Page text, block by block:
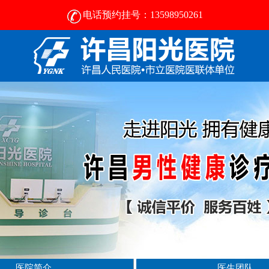
电话预约挂号：13598950261
许昌比较好的男性医院-2024正规男科医院排名-许昌阳光医院